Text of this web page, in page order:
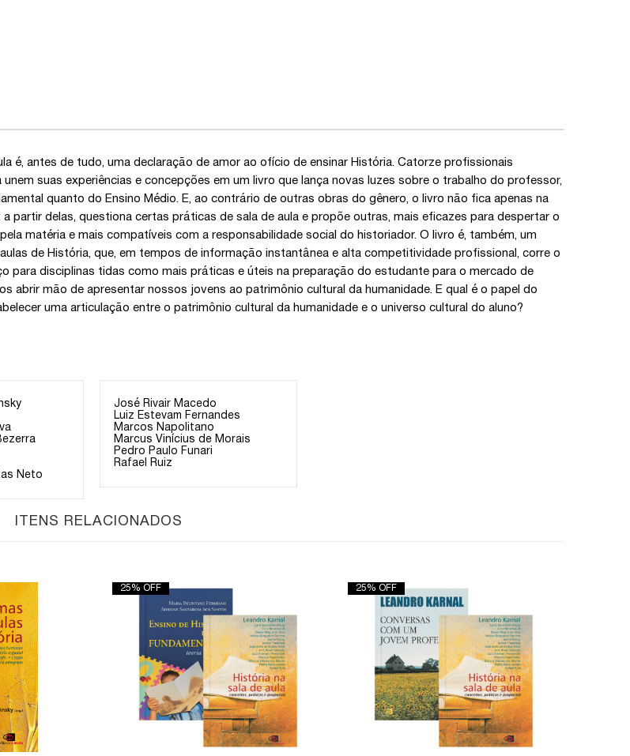
é, antes de tudo, uma declaração de amor ao ofício de ensinar História. Catorze profissionais
unem suas experiências e concepções em um livro que lança novas luzes sobre o trabalho do professor,
quanto do Ensino Médio. E, ao contrário de outras obras do gênero, o livro não fica apenas na
partir delas, questiona certas práticas de sala de aula e propõe outras, mais eficazes para despertar o
matéria e mais compatíveis com a responsabilidade social do historiador. O livro é, também, um
de História, que, em tempos de informação instantânea e alta competitividade profissional, corre o
para disciplinas tidas como mais práticas e úteis na preparação do estudante para o mercado de
abrir mão de apresentar nossos jovens ao patrimônio cultural da humanidade. E qual é o papel do
uma articulação entre o patrimônio cultural da humanidade e o universo cultural do aluno?
Neto
José Rivair Macedo
Luiz Estevam Fernandes
Marcos Napolitano
Marcus Vinícius de Morais
Pedro Paulo Funari
Rafael Ruiz
ITENS RELACIONADOS
25% OFF 25% OFF